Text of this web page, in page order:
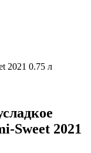
2021 0.75 л
Sweet 2021